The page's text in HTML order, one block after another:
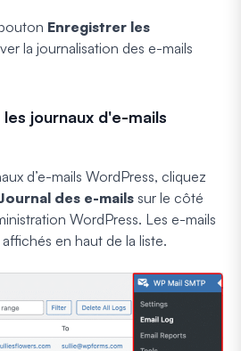
Enregistrer les
la journalisation des e-mails
journaux d'e-mails
d’e-mails WordPress, cliquez
des e-mails sur le côté
WordPress. Les e-mails
en haut de la liste.